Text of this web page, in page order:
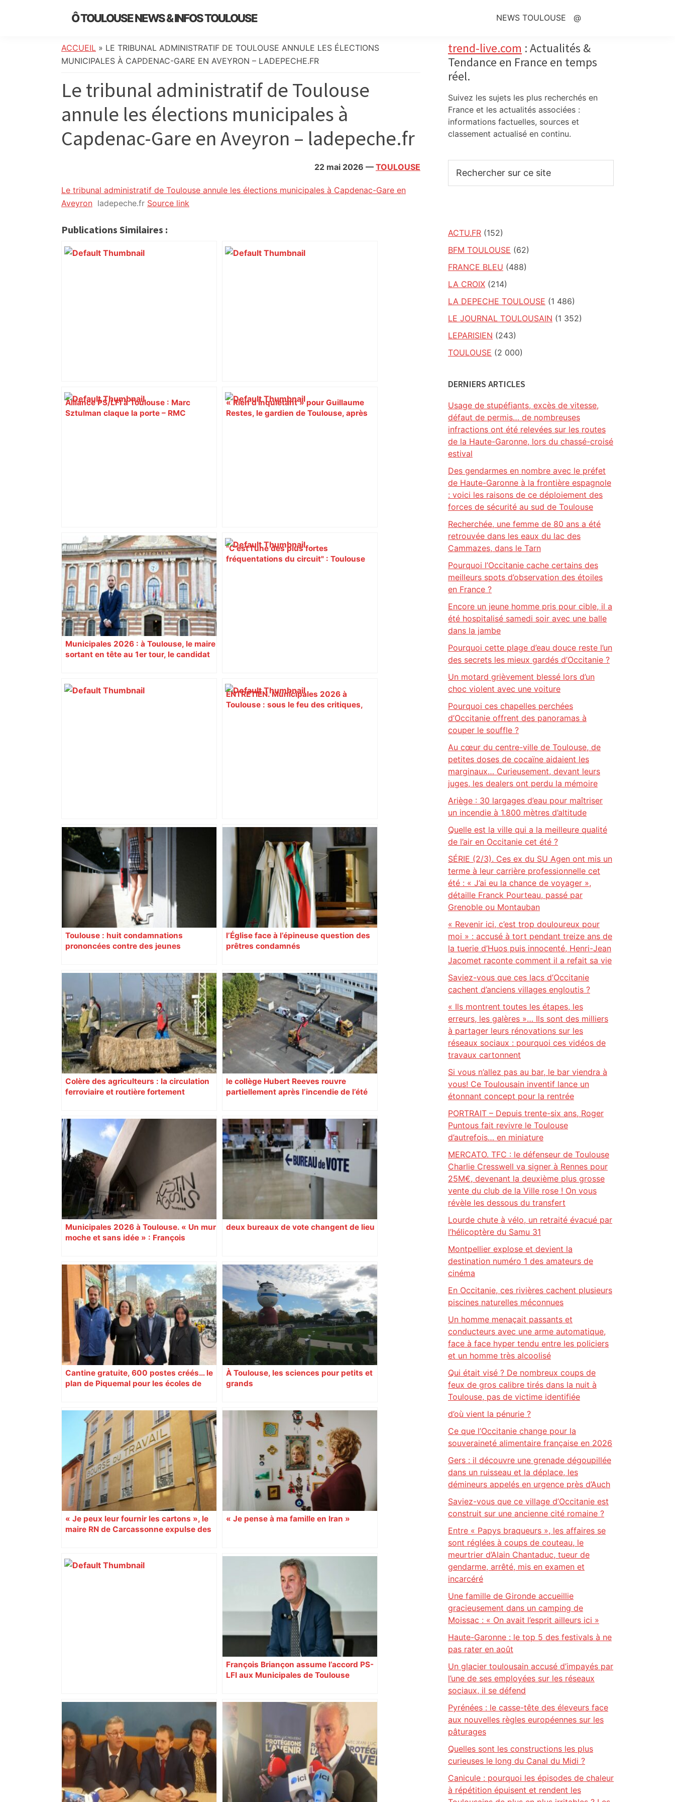
Ô TOULOUSE NEWS & INFOS TOULOUSE
de
l’actualité
info
locale,
société,
culture,
politique,
divers
et
citoyennes
NEWS TOULOUSE @
ACCUEIL » LE TRIBUNAL ADMINISTRATIF DE TOULOUSE ANNULE LES ÉLECTIONS
MUNICIPALES À CAPDENAC-GARE EN AVEYRON – LADEPECHE.FR
Le tribunal administratif de Toulouse
annule les élections municipales à
Capdenac-Gare en Aveyron – ladepeche.fr
22 mai 2026 — TOULOUSE
Le tribunal administratif de Toulouse annule les élections municipales à Capdenac-Gare en
Aveyron ladepeche.fr Source link
Publications Similaires :
Alliance PS/LFI à Toulouse : Marc
Sztulman claque la porte – RMC
« Rien d'inquiétant » pour Guillaume
Restes, le gardien de Toulouse, après
Après la fusion avec la liste PS
Toulouse, le candidat LFI salue "une
dynamique qui nous oblige à la
responsabilité" – Franceinfo
"C’est l’une des plus fortes
fréquentations du circuit" : Toulouse
Municipales 2026 : à Toulouse, le maire
sortant en tête au 1er tour, le candidat
ENTRETIEN. Municipales 2026 à
Toulouse : sous le feu des critiques,
Bilan du marché du logement neuf :
une lueur d'espoir pour l'immobilier à
Toulouse ? – Actu.fr
Près de Toulouse : dans cette zone
économique, un axe majeur va être
fermé en fin de soirée, voici les
déviations – Actu.fr
Toulouse : huit condamnations
prononcées contre des jeunes
l’Église face à l’épineuse question des
prêtres condamnés
Colère des agriculteurs : la circulation
ferroviaire et routière fortement
le collège Hubert Reeves rouvre
partiellement après l’incendie de l’été
Municipales 2026 à Toulouse. « Un mur
moche et sans idée » : François
Augustins
deux bureaux de vote changent de lieu
Cantine gratuite, 600 postes créés… le
plan de Piquemal pour les écoles de
À Toulouse, les sciences pour petits et
grands
« Je peux leur fournir les cartons », le
maire RN de Carcassonne expulse des
« Je pense à ma famille en Iran »
Barre de fer, cailloux, sortie d’arme : des
policiers pris à partie lors d’une saisie
pour rodéo urbain à Toulouse –
ladepeche.fr
François Briançon assume l’accord PS-
LFI aux Municipales de Toulouse
Primary
Sidebar
trend-live.com : Actualités &
Tendance en France en temps
réel.
Suivez les sujets les plus recherchés en
France et les actualités associées :
informations factuelles, sources et
classement actualisé en continu.
sur
ACTU.FR (152)
BFM TOULOUSE (62)
FRANCE BLEU (488)
LA CROIX (214)
LA DEPECHE TOULOUSE (1 486)
LE JOURNAL TOULOUSAIN (1 352)
LEPARISIEN (243)
TOULOUSE (2 000)
DERNIERS ARTICLES
Usage de stupéfiants, excès de vitesse,
défaut de permis… de nombreuses
infractions ont été relevées sur les routes
de la Haute-Garonne, lors du chassé-croisé
estival
Des gendarmes en nombre avec le préfet
de Haute-Garonne à la frontière espagnole
: voici les raisons de ce déploiement des
forces de sécurité au sud de Toulouse
Recherchée, une femme de 80 ans a été
retrouvée dans les eaux du lac des
Cammazes, dans le Tarn
Pourquoi l’Occitanie cache certains des
meilleurs spots d’observation des étoiles
en France ?
Encore un jeune homme pris pour cible, il a
été hospitalisé samedi soir avec une balle
dans la jambe
Pourquoi cette plage d’eau douce reste l’un
des secrets les mieux gardés d’Occitanie ?
Un motard grièvement blessé lors d’un
choc violent avec une voiture
Pourquoi ces chapelles perchées
d’Occitanie offrent des panoramas à
couper le souffle ?
Au cœur du centre-ville de Toulouse, de
petites doses de cocaïne aidaient les
marginaux… Curieusement, devant leurs
juges, les dealers ont perdu la mémoire
Ariège : 30 largages d’eau pour maîtriser
un incendie à 1.800 mètres d’altitude
Quelle est la ville qui a la meilleure qualité
de l’air en Occitanie cet été ?
SÉRIE (2/3). Ces ex du SU Agen ont mis un
terme à leur carrière professionnelle cet
été : « J’ai eu la chance de voyager »,
détaille Franck Pourteau, passé par
Grenoble ou Montauban
« Revenir ici, c’est trop douloureux pour
moi » : accusé à tort pendant treize ans de
la tuerie d’Huos puis innocenté, Henri-Jean
Jacomet raconte comment il a refait sa vie
Saviez-vous que ces lacs d’Occitanie
cachent d’anciens villages engloutis ?
« Ils montrent toutes les étapes, les
erreurs, les galères »… Ils sont des milliers
à partager leurs rénovations sur les
réseaux sociaux : pourquoi ces vidéos de
travaux cartonnent
Si vous n’allez pas au bar, le bar viendra à
vous! Ce Toulousain inventif lance un
étonnant concept pour la rentrée
PORTRAIT – Depuis trente-six ans, Roger
Puntous fait revivre le Toulouse
d’autrefois… en miniature
MERCATO. TFC : le défenseur de Toulouse
Charlie Cresswell va signer à Rennes pour
25M€, devenant la deuxième plus grosse
vente du club de la Ville rose ! On vous
révèle les dessous du transfert
Lourde chute à vélo, un retraité évacué par
l’hélicoptère du Samu 31
Montpellier explose et devient la
destination numéro 1 des amateurs de
cinéma
En Occitanie, ces rivières cachent plusieurs
piscines naturelles méconnues
Un homme menaçait passants et
conducteurs avec une arme automatique,
face à face hyper tendu entre les policiers
et un homme très alcoolisé
Qui était visé ? De nombreux coups de
feux de gros calibre tirés dans la nuit à
Toulouse, pas de victime identifiée
d’où vient la pénurie ?
Ce que l’Occitanie change pour la
souveraineté alimentaire française en 2026
Gers : il découvre une grenade dégoupillée
dans un ruisseau et la déplace, les
démineurs appelés en urgence près d’Auch
Saviez-vous que ce village d’Occitanie est
construit sur une ancienne cité romaine ?
Entre « Papys braqueurs », les affaires se
sont réglées à coups de couteau, le
meurtrier d’Alain Chantaduc, tueur de
gendarme, arrêté, mis en examen et
incarcéré
Une famille de Gironde accueillie
gracieusement dans un camping de
Moissac : « On avait l’esprit ailleurs ici »
Haute-Garonne : le top 5 des festivals à ne
pas rater en août
Un glacier toulousain accusé d’impayés par
l’une de ses employées sur les réseaux
sociaux, il se défend
Pyrénées : le casse-tête des éleveurs face
aux nouvelles règles européennes sur les
pâturages
Quelles sont les constructions les plus
curieuses le long du Canal du Midi ?
Canicule : pourquoi les épisodes de chaleur
à répétition épuisent et rendent les